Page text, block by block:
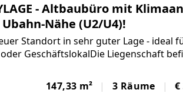
- Altbaubüro mit
Nähe (U2/U4)!
Standort in sehr guter Lage - ideal
GeschäftslokalDie Liegenschaft
Stilaltbauhauses und bietet
von ca. 147 m². Raumaufteilung:+
147,33 m² 3 Räume €